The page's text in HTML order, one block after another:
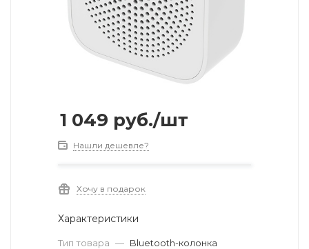
1 049 руб./шт
Нашли дешевле?
Хочу в подарок
Характеристики
Тип товара — Bluetooth-колонка